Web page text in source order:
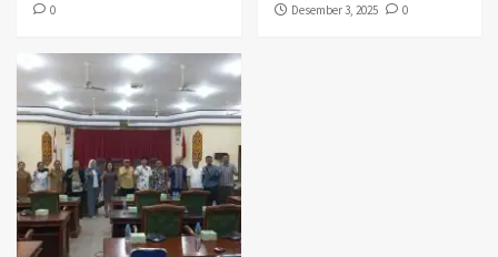
0
Desember 3, 2025
0